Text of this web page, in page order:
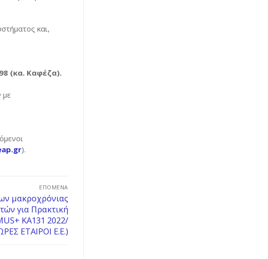
και,
(κα. Καφέζα).
με
).
ΕΠΌΜΕΝΑ
μακροχρόνιας
για Πρακτική
ΚΑ131 2022/
ΕΤΑΙΡΟΙ Ε.Ε.)